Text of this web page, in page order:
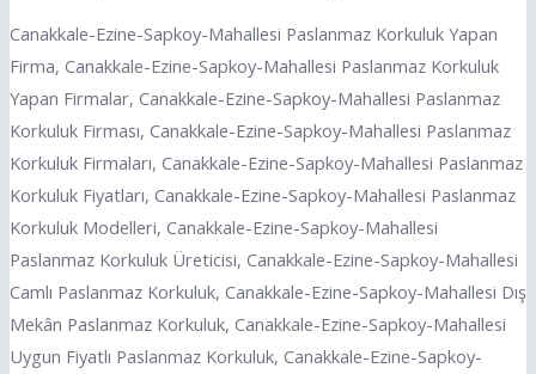
Canakkale-Ezine-Sapkoy-Mahallesi Paslanmaz Korkuluk Yapan
Firma, Canakkale-Ezine-Sapkoy-Mahallesi Paslanmaz Korkuluk
Yapan Firmalar, Canakkale-Ezine-Sapkoy-Mahallesi Paslanmaz
Korkuluk Firması, Canakkale-Ezine-Sapkoy-Mahallesi Paslanmaz
Korkuluk Firmaları, Canakkale-Ezine-Sapkoy-Mahallesi Paslanmaz
Korkuluk Fiyatları, Canakkale-Ezine-Sapkoy-Mahallesi Paslanmaz
Korkuluk Modelleri, Canakkale-Ezine-Sapkoy-Mahallesi
Paslanmaz Korkuluk Üreticisi, Canakkale-Ezine-Sapkoy-Mahallesi
Camlı Paslanmaz Korkuluk, Canakkale-Ezine-Sapkoy-Mahallesi Dış
Mekân Paslanmaz Korkuluk, Canakkale-Ezine-Sapkoy-Mahallesi
Uygun Fiyatlı Paslanmaz Korkuluk, Canakkale-Ezine-Sapkoy-